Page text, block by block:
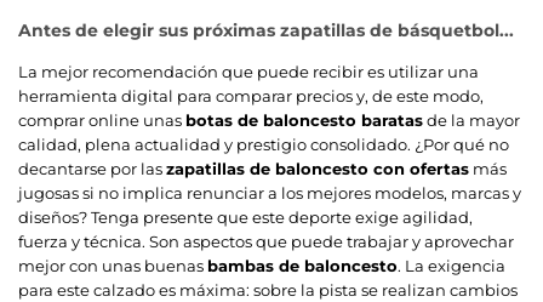
Antes de elegir sus próximas zapatillas de básquetbol...
La mejor recomendación que puede recibir es utilizar una
herramienta digital para comparar precios y, de este modo,
comprar online unas botas de baloncesto baratasde la mayor
calidad, plena actualidad y prestigio consolidado. ¿Por qué no
decantarse por laszapatillas de baloncesto con ofertas más
jugosas si no implica renunciar a los mejores modelos, marcas y
diseños? Tenga presente que este deporte exige agilidad,
fuerza y técnica. Son aspectos que puede trabajar y aprovechar
mejor con unas buenas bambas de baloncesto. La exigencia
para este calzado es máxima: sobre la pista se realizan cambios